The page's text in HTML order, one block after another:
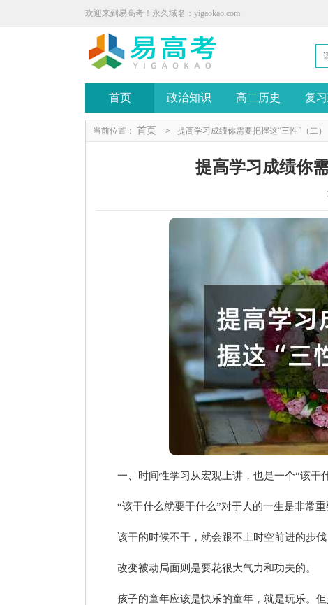
欢迎来到易高考！永久域名：yigaokao.com
首页 政治知识 高二历史 复
当前位置： 首页 > 提高学习成绩你需要把握这“三性”（二）
提高学习成绩你
一、时间性学习从宏观上讲，也是一个“该干
“该干什么就要干什么”对于人的一生是非常重
该干的时候不干，就会跟不上时空前进的步
改变被动局面则是要花很大气力和功夫的。
孩子的童年应该是快乐的童年，就是玩乐。